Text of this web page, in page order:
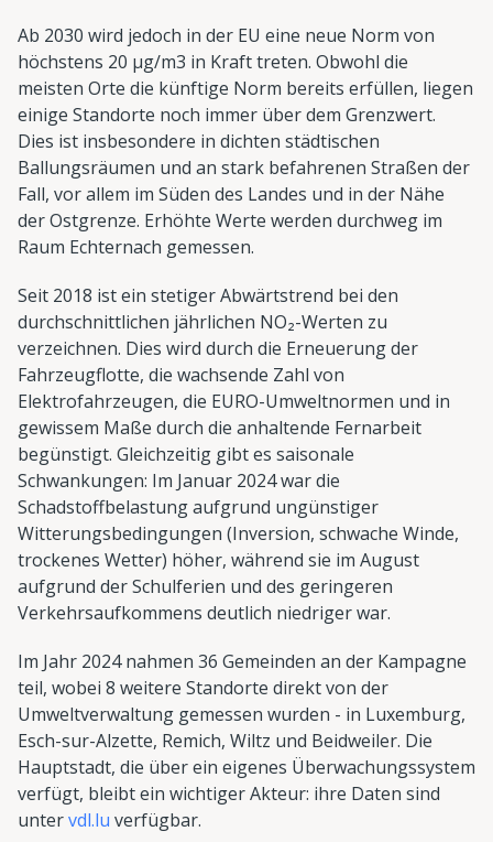
Ab 2030 wird jedoch in der EU eine neue Norm von
höchstens 20 µg/m3 in Kraft treten. Obwohl die
meisten Orte die künftige Norm bereits erfüllen, liegen
einige Standorte noch immer über dem Grenzwert.
Dies ist insbesondere in dichten städtischen
Ballungsräumen und an stark befahrenen Straßen der
Fall, vor allem im Süden des Landes und in der Nähe
der Ostgrenze. Erhöhte Werte werden durchweg im
Raum Echternach gemessen.
Seit 2018 ist ein stetiger Abwärtstrend bei den
durchschnittlichen jährlichen NO₂-Werten zu
verzeichnen. Dies wird durch die Erneuerung der
Fahrzeugflotte, die wachsende Zahl von
Elektrofahrzeugen, die EURO-Umweltnormen und in
gewissem Maße durch die anhaltende Fernarbeit
begünstigt. Gleichzeitig gibt es saisonale
Schwankungen: Im Januar 2024 war die
Schadstoffbelastung aufgrund ungünstiger
Witterungsbedingungen (Inversion, schwache Winde,
trockenes Wetter) höher, während sie im August
aufgrund der Schulferien und des geringeren
Verkehrsaufkommens deutlich niedriger war.
Im Jahr 2024 nahmen 36 Gemeinden an der Kampagne
teil, wobei 8 weitere Standorte direkt von der
Umweltverwaltung gemessen wurden - in Luxemburg,
Esch-sur-Alzette, Remich, Wiltz und Beidweiler. Die
Hauptstadt, die über ein eigenes Überwachungssystem
verfügt, bleibt ein wichtiger Akteur: ihre Daten sind
untervdl.lu verfügbar.